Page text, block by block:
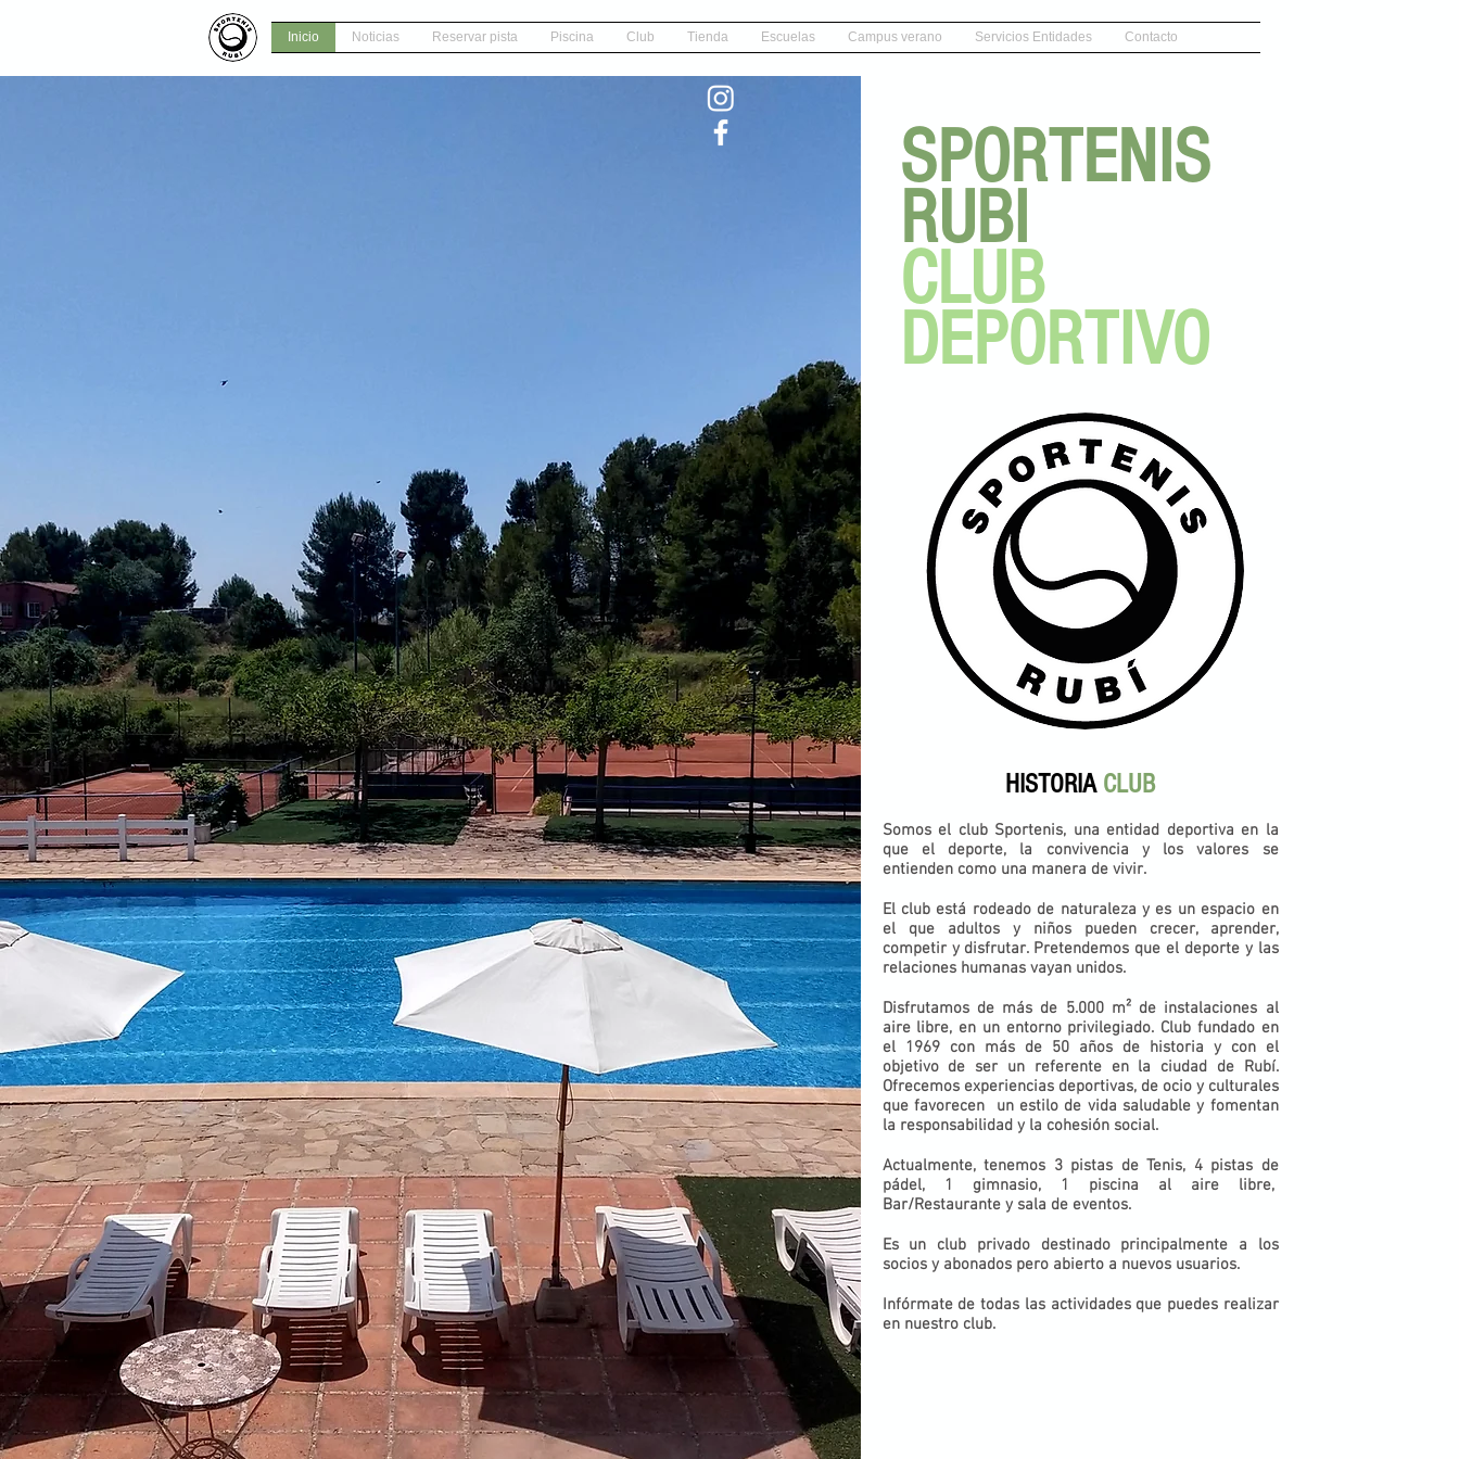
Inicio Noticias Reservar pista Piscina Club Tienda Escuelas Campus verano Servicios Entidades Contacto
SPORTENIS
RUBI
CLUB
DEPORTIVO
HISTORIA CLUB
Somos el club Sportenis, una entidad deportiva en la
que el deporte, la convivencia y los valores se
entienden como una manera de vivir.
El club está rodeado de naturaleza y es un espacio en
el que adultos y niños pueden crecer, aprender,
competir y disfrutar. Pretendemos que el deporte y las
relaciones humanas vayan unidos.
Disfrutamos de más de 5.000 m² de instalaciones al
aire libre, en un entorno privilegiado. Club fundado en
el 1969 con más de 50 años de historia y con el
objetivo de ser un referente en la ciudad de Rubí.
Ofrecemos experiencias deportivas, de ocio y culturales
que favorecen un estilo de vida saludable y fomentan
la responsabilidad y la cohesión social.
Actualmente, tenemos 3 pistas de Tenis, 4 pistas de
pádel, 1 gimnasio, 1 piscina al aire libre,
Bar/Restaurante y sala de eventos.
Es un club privado destinado principalmente a los
socios y abonados pero abierto a nuevos usuarios.
Infórmate de todas las actividades que puedes realizar
en nuestro club.